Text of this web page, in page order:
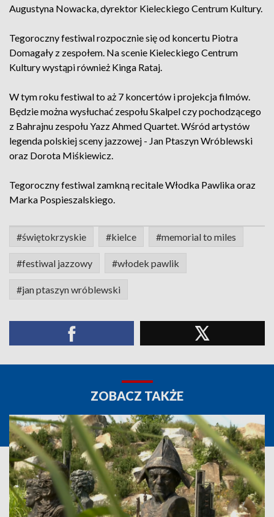
Augustyna Nowacka, dyrektor Kieleckiego Centrum Kultury.
Tegoroczny festiwal rozpocznie się od koncertu Piotra
Domagały z zespołem. Na scenie Kieleckiego Centrum
Kultury wystąpi również Kinga Rataj.
W tym roku festiwal to aż 7 koncertów i projekcja filmów.
Będzie można wysłuchać zespołu Skalpel czy pochodzącego
z Bahrajnu zespołu Yazz Ahmed Quartet. Wśród artystów
legenda polskiej sceny jazzowej - Jan Ptaszyn Wróblewski
oraz Dorota Miśkiewicz.
Tegoroczny festiwal zamkną recitale Włodka Pawlika oraz
Marka Pospieszalskiego.
#świętokrzyskie #kielce #memorial to miles
#festiwal jazzowy #włodek pawlik
#jan ptaszyn wróblewski
ZOBACZ TAKŻE